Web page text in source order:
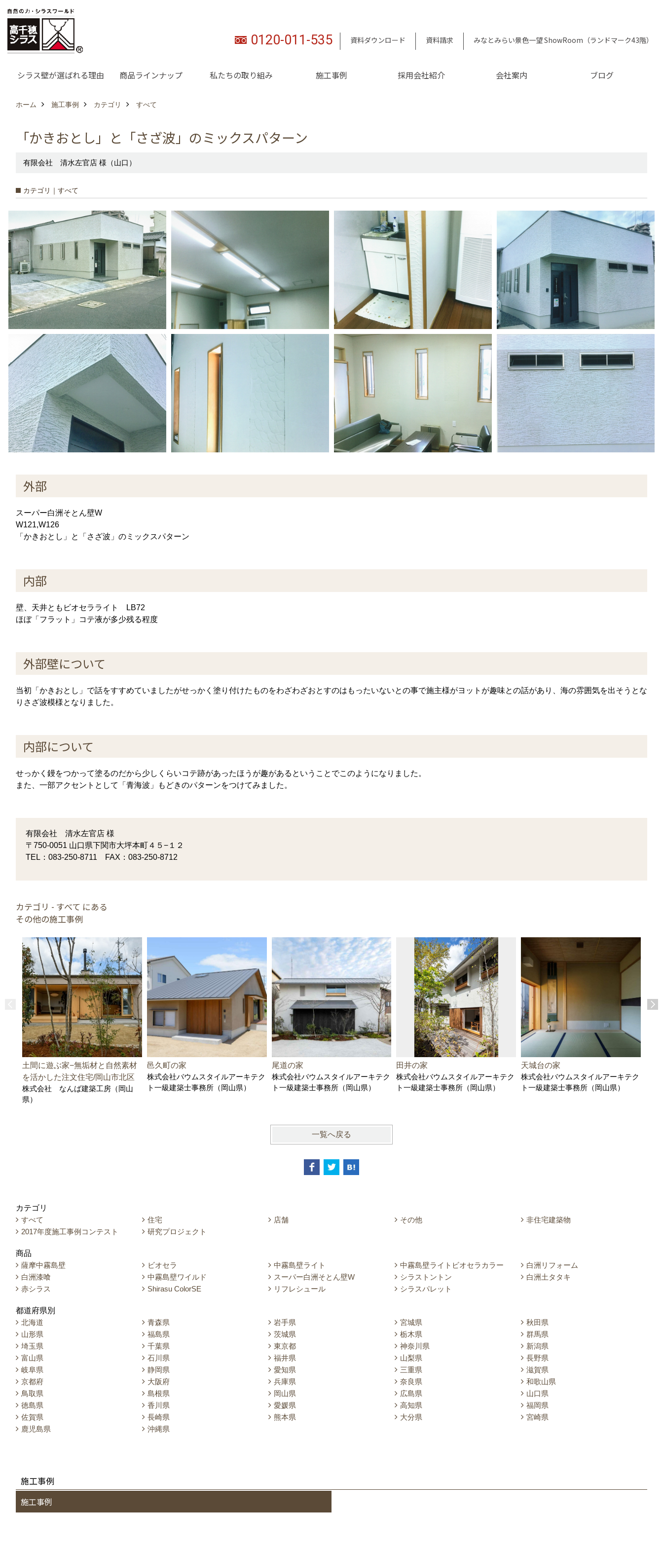
0120-011-535 資料ダウンロード 資料請求 みなとみらい景色一望 ShowRoom（ランドマーク43階）
シラス壁が選ばれる理由 商品ラインナップ 私たちの取り組み 施工事例 採用会社紹介 会社案内 ブログ
ホーム 施工事例 カテゴリ すべて
「かきおとし」と「さざ波」のミックスパターン
有限会社 清水左官店 様（山口）
カテゴリ｜すべて
外部
スーパー白洲そとん壁W
W121,W126
「かきおとし」と「さざ波」のミックスパターン
内部
壁、天井ともビオセラライト LB72
ほぼ「フラット」コテ液が多少残る程度
外部壁について
当初「かきおとし」で話をすすめていましたがせっかく塗り付けたものをわざわざおとすのはもったいないとの事で施主様がヨットが趣味との話があり、海の雰囲気を出そうとな
りさざ波模様となりました。
内部について
せっかく鏝をつかって塗るのだから少しくらいコテ跡があったほうが趣があるということでこのようになりました。
また、一部アクセントとして「青海波」もどきのパターンをつけてみました。
有限会社 清水左官店 様
〒750-0051 山口県下関市大坪本町４５−１２
TEL：083-250-8711 FAX：083-250-8712
カテゴリ - すべて にある
その他の施工事例
土間に遊ぶ家−無垢材と自然素材
を活かした注文住宅/岡山市北区
株式会社 なんば建築工房（岡山
県）
邑久町の家
株式会社バウムスタイルアーキテク
ト一級建築士事務所（岡山県）
尾道の家
株式会社バウムスタイルアーキテク
ト一級建築士事務所（岡山県）
田井の家
株式会社バウムスタイルアーキテク
ト一級建築士事務所（岡山県）
天城台の家
株式会社バウムスタイルアーキテク
ト一級建築士事務所（岡山県）
一覧へ戻る
カテゴリ
すべて
住宅 店舗 その他
非住宅建築物
2017年度施工事例コンテスト
研究プロジェクト
商品
薩摩中霧島壁
ビオセラ 中霧島壁ライト 中霧島壁ライトビオセラカラー
白洲リフォーム
白洲漆喰
中霧島壁ワイルド スーパー白洲そとん壁W シラストントン
白洲土タタキ
赤シラス
Shirasu ColorSE リフレシュール シラスパレット
都道府県別
北海道
青森県 岩手県 宮城県
秋田県
山形県
福島県 茨城県 栃木県
群馬県
埼玉県
千葉県 東京都 神奈川県
新潟県
富山県
石川県 福井県 山梨県
長野県
岐阜県
静岡県 愛知県 三重県
滋賀県
京都府
大阪府 兵庫県 奈良県
和歌山県
鳥取県
島根県 岡山県 広島県
山口県
徳島県
香川県 愛媛県 高知県
福岡県
佐賀県
長崎県 熊本県 大分県
宮崎県
鹿児島県
沖縄県
施工事例
施工事例